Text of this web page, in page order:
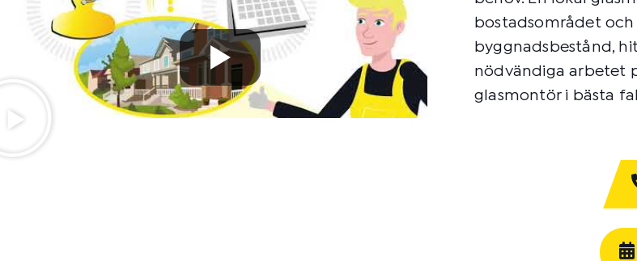
bostadsområdet och
byggnadsbestånd,
nödvändiga arbetet
glasmontör i bästa